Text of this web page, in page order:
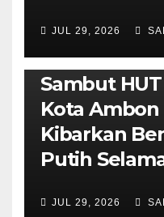
JUL 29, 2026
AMBON METRO POLITIK &
Sambut HUT
Kota
Kibarkan
Putih
JUL 29, 2026
PENDIDIKAN & OLAHRAGA